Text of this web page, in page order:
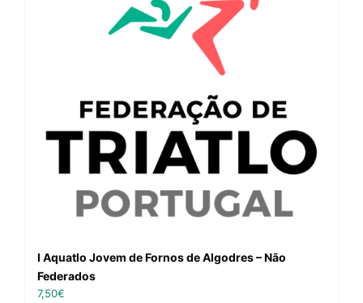
I Aquatlo Jovem de Fornos de Algodres – Não
Federados
7,50€